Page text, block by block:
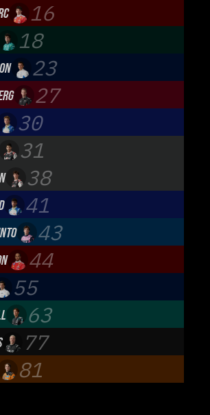
Aramco F1 Team
16
Ferrari
18
Aramco F1 Team
23
Williams F1 Team
27
F1 Team
30
App Racing Bulls
31
F1 Team
38
F1 Team
41
App Racing Bulls
43
Formula One Team
44
Ferrari
55
Williams F1 Team
63
AMG Petronas F1 Team
77
1 Team
81